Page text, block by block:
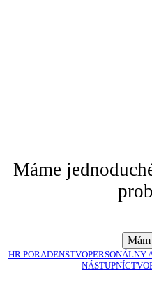
Máme
HR PORADENSTVOPERSONÁLNY
NÁSTUPNÍCTVO